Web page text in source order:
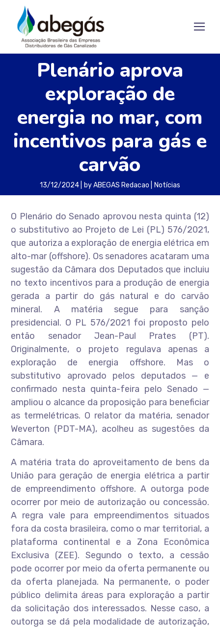
Plenário aprova
exploração de
energia no mar, com
incentivos para gás e
carvão
13/12/2024 byABEGAS Redacao Notícias
O Plenário do Senado aprovou nesta quinta (12)
o substitutivo ao Projeto de Lei (PL) 576/2021,
que autoriza a exploração de energia elétrica em
alto-mar (offshore). Os senadores acataram uma
sugestão da Câmara dos Deputados que incluiu
no texto incentivos para a produção de energia
gerada a partir do gás natural e do carvão
mineral. A matéria segue para sanção
presidencial. O PL 576/2021 foi proposto pelo
então senador Jean-Paul Prates (PT).
Originalmente, o projeto regulava apenas a
exploração de energia offshore. Mas o
substitutivo aprovado pelos deputados — e
confirmado nesta quinta-feira pelo Senado —
ampliou o alcance da proposição para beneficiar
as termelétricas. O relator da matéria, senador
Weverton (PDT-MA), acolheu as sugestões da
Câmara.
A matéria trata do aproveitamento de bens da
União para geração de energia elétrica a partir
de empreendimento offshore. A outorga pode
ocorrer por meio de autorização ou concessão.
A regra vale para empreendimentos situados
fora da costa brasileira, como o mar territorial, a
plataforma continental e a Zona Econômica
Exclusiva (ZEE). Segundo o texto, a cessão
pode ocorrer por meio da oferta permanente ou
da oferta planejada. Na permanente, o poder
público delimita áreas para exploração a partir
da solicitação dos interessados. Nesse caso, a
outorga se dá pela modalidade de autorização,